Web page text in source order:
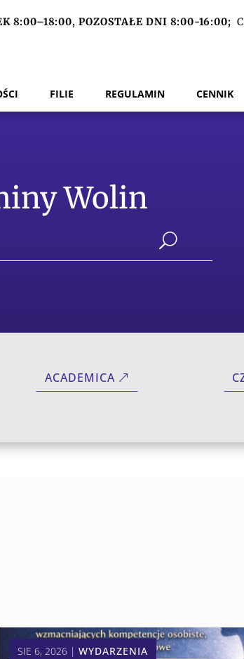
8:00–18:00, POZOSTAŁE DNI 8:00-16:00;
FILIE REGULAMIN CENNIK
Wolin
ACADEMICA
SIE 6, 2026| WYDARZENIA